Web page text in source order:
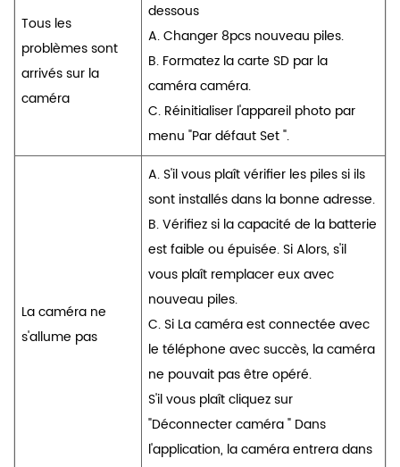
Tous les
problèmes sont
arrivés sur la
caméra
dessous
A. Changer 8pcs nouveau piles.
B. Formatez la carte SD par la
caméra caméra.
C. Réinitialiser l'appareil photo par
menu "Par défaut Set ".
La caméra ne
s'allume pas
A. S'il vous plaît vérifier les piles si ils
sont installés dans la bonne adresse.
B. Vérifiez si la capacité de la batterie
est faible ou épuisée. Si Alors, s'il
vous plaît remplacer eux avec
nouveau piles.
C. Si La caméra est connectée avec
le téléphone avec succès, la caméra
ne pouvait pas être opéré.
S'il vous plaît cliquez sur
"Déconnecter caméra " Dans
l'application, la caméra entrera dans